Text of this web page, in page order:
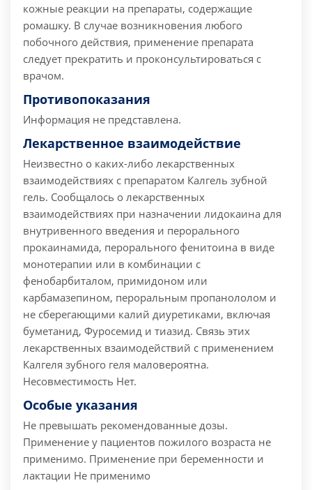
кожные реакции на препараты, содержащие
ромашку. В случае возникновения любого
побочного действия, применение препарата
следует прекратить и проконсультироваться с
врачом.
Противопоказания
Информация не представлена.
Лекарственное взаимодействие
Неизвестно о каких-либо лекарственных
взаимодействиях с препаратом Калгель зубной
гель. Сообщалось о лекарственных
взаимодействиях при назначении лидокаина для
внутривенного введения и перорального
прокаинамида, перорального фенитоина в виде
монотерапии или в комбинации с
фенобарбиталом, примидоном или
карбамазепином, пероральным пропанололом и
не сберегающими калий диуретиками, включая
буметанид, Фуросемид и тиазид. Связь этих
лекарственных взаимодействий с применением
Калгеля зубного геля маловероятна.
Несовместимость Нет.
Особые указания
Не превышать рекомендованные дозы.
Применение у пациентов пожилого возраста не
применимо. Применение при беременности и
лактации Не применимо